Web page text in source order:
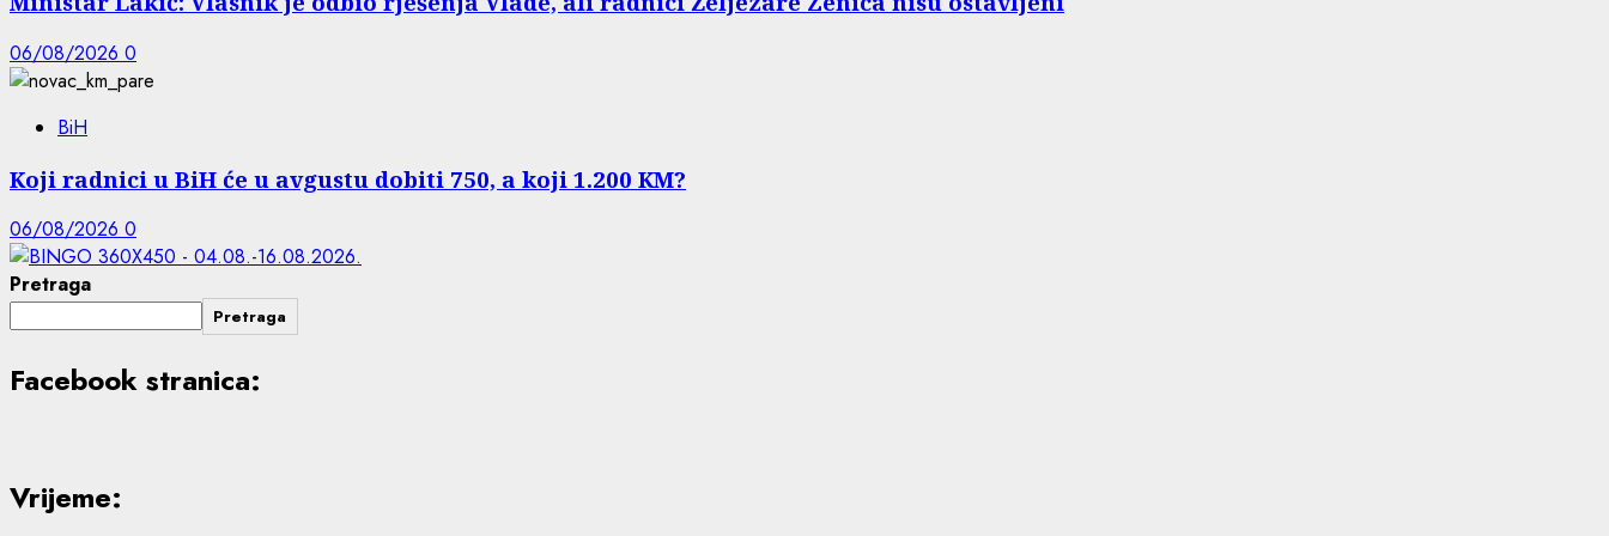
06/08/2026 0
BiH
Koji radnici u BiH će u avgustu dobiti 750, a koji 1.200 KM?
06/08/2026 0
Pretraga
Pretraga
Facebook stranica:
Vrijeme: